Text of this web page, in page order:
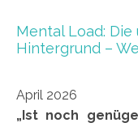
Mental Load:
Hintergrund –
April 2026
„Ist noch